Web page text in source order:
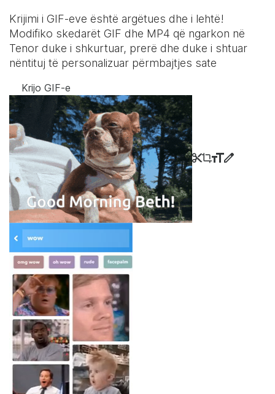
Krijimi i GIF-eve është argëtues dhe i lehtë!
Modifiko skedarët GIF dhe MP4 që ngarkon në
Tenor duke i shkurtuar, prerë dhe duke i shtuar
nëntituj të personalizuar përmbajtjes sate
Krijo GIF-e